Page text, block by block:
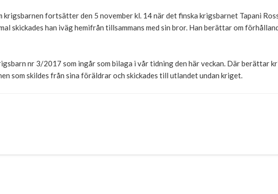
krigsbarnen fortsätter den 5 november kl. 14 när det finska krigsbarnet Tapani
skickades han iväg hemifrån tillsammans med sin bror. Han berättar om
nr 3/2017 som ingår som bilaga i vår tidning den här veckan. Där berättar
som skildes från sina föräldrar och skickades till utlandet undan kriget.